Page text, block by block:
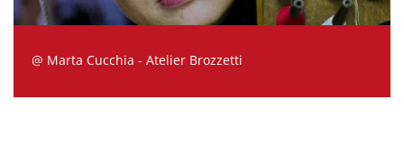
@ Marta Cucchia - Atelier Brozzetti